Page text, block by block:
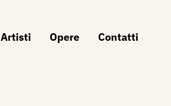
Artisti Opere Contatti